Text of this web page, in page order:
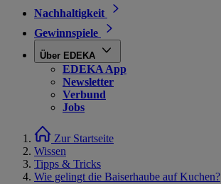
Nachhaltigkeit
Gewinnspiele
Über EDEKA
EDEKA App
Newsletter
Verbund
Jobs
Zur Startseite
Wissen
Tipps & Tricks
Wie gelingt die Baiserhaube auf Kuchen?